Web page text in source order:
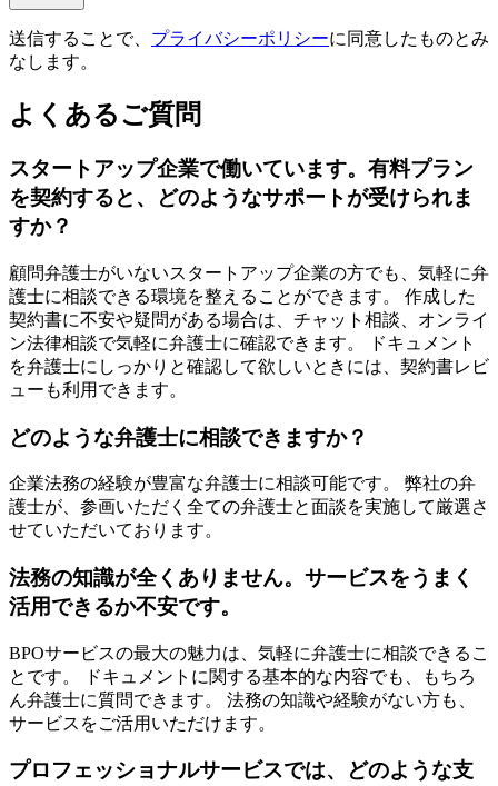
送信することで、 プライバシーポリシーに同意したものとみ
なします。
よくあるご質問
スタートアップ企業で働いています。有料プラン
を契約すると、どのようなサポートが受けられま
すか？
顧問弁護士がいないスタートアップ企業の方でも、気軽に弁
護士に相談できる環境を整えることができます。 作成した
契約書に不安や疑問がある場合は、チャット相談、オンライ
ン法律相談で気軽に弁護士に確認できます。 ドキュメント
を弁護士にしっかりと確認して欲しいときには、契約書レビ
ューも利用できます。
どのような弁護士に相談できますか？
企業法務の経験が豊富な弁護士に相談可能です。 弊社の弁
護士が、参画いただく全ての弁護士と面談を実施して厳選さ
せていただいております。
法務の知識が全くありません。サービスをうまく
活用できるか不安です。
BPOサービスの最大の魅力は、気軽に弁護士に相談できるこ
とです。 ドキュメントに関する基本的な内容でも、もちろ
ん弁護士に質問できます。 法務の知識や経験がない方も、
サービスをご活用いただけます。
プロフェッショナルサービスでは、どのような支